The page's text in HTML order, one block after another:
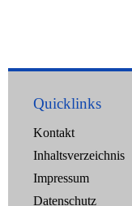
Quicklinks
Kontakt
Inhaltsverzeichnis
Impressum
Datenschutz